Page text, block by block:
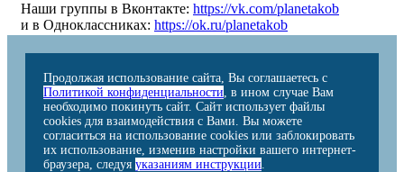
Наши группы в Вконтакте: https://vk.com/planetakob
и в Одноклассниках: https://ok.ru/planetakob
Продолжая использование сайта, Вы соглашаетесь с
Политикой конфиденциальности , в ином случае Вам
необходимо покинуть сайт. Сайт использует файлы
cookies для взаимодействия с Вами. Вы можете
согласиться на использование cookies или заблокировать
их использование, изменив настройки вашего интернет-
браузера, следуя указаниям инструкции